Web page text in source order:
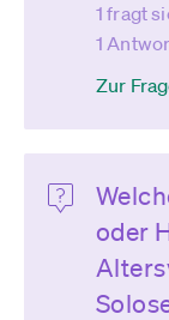
1 fragt
1
Zur
oder